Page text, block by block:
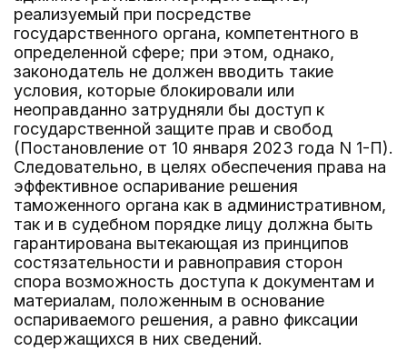
реализуемый при посредстве
государственного органа, компетентного в
определенной сфере; при этом, однако,
законодатель не должен вводить такие
условия, которые блокировали или
неоправданно затрудняли бы доступ к
государственной защите прав и свобод
(Постановление от 10 января 2023 года N 1-П).
Следовательно, в целях обеспечения права на
эффективное оспаривание решения
таможенного органа как в административном,
так и в судебном порядке лицу должна быть
гарантирована вытекающая из принципов
состязательности и равноправия сторон
спора возможность доступа к документам и
материалам, положенным в основание
оспариваемого решения, а равно фиксации
содержащихся в них сведений.